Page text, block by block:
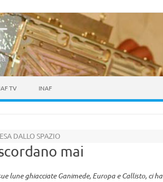
TV INAF
DALLO SPAZIO
mai
lune ghiacciate Ganimede, Europa e Callisto, ci ha